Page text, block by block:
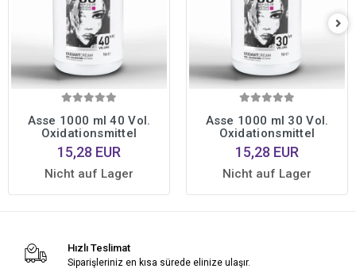
Asse 1000 ml 40 Vol.
Oxidationsmittel
15,28 EUR
Nicht auf Lager
Asse 1000 ml 30 Vol.
Oxidationsmittel
15,28 EUR
Nicht auf Lager
Hızlı Teslimat
Siparişleriniz en kısa sürede elinize ulaşır.